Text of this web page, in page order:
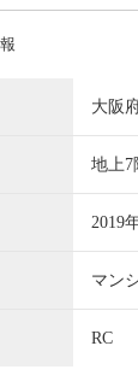
大阪
地上7
2019
マン
RC